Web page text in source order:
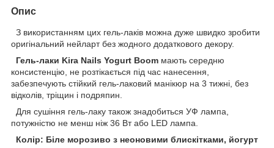
Опис
З використанням цих гель-лаків можна дуже швидко зробити
оригінальний нейларт без жодного додаткового декору.
Гель-лаки Kira Nails Yogurt Boom мають середню
консистенцію, не розтікається під час нанесення,
забезпечують стійкий гель-лаковий манікюр на 3 тижні, без
відколів, тріщин і подряпин.
Для сушіння гель-лаку також знадобиться УФ лампа,
потужністю не менш ніж 36 Вт або LED лампа.
Колір: Біле морозиво з неоновими блискітками, йогурт